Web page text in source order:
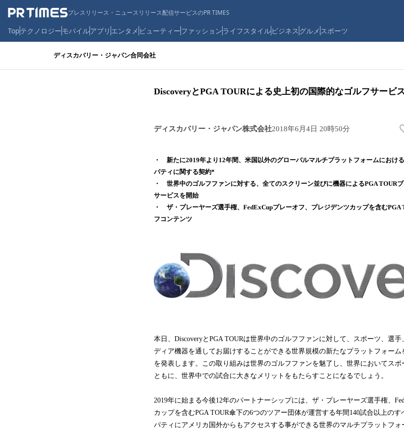
プレスリリース・ニュースリリース配信サービスのPR TIMES
Topテクノロジーモバイルアプリ エンタメ ビューティーファッションライフスタイルビジネス グルメ スポーツ
ディスカバリー・ジャパン合同会社
DiscoveryとPGA TOURによる史上初の国際的なゴルフサービ
ディスカバリー・ジャパン株式会社2018年6月4日 20時50分
・ 新たに2019年より12年間、米国以外のグローバルマルチプラットフォームにおけ
パティに関する契約*
・ 世界中のゴルフファンに対する、全てのスクリーン並びに機器によるPGA TOUR
サービスを開始
・ ザ・プレーヤーズ選手権、FedExCupプレーオフ、プレジデンツカップを含むPGA
フコンテンツ
本日、DiscoveryとPGA TOURは世界中のゴルフファンに対して、スポーツ、選
ディア機器を通してお届けすることができる世界規模の新たなプラットフォー
を発表します。この取り組みは世界のゴルフファンを魅了し、世界においてス
ともに、世界中での試合に大きなメリットをもたらすことになるでしょう。
2019年に始まる今後12年のパートナーシップには、ザ・プレーヤーズ選手権、
カップを含むPGA TOUR傘下の6つのツアー団体が運営する年間140試合以上のす
パティにアメリカ国外からもアクセスする事ができる世界のマルチプラットフ